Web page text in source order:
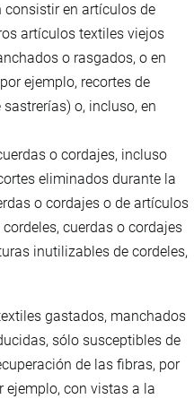
consistir en artículos de
artículos textiles viejos
o rasgados, o en
ejemplo, recortes de
o, incluso, en
o cordajes, incluso
eliminados durante la
o cordajes o de artículos
cuerdas o cordajes
inutilizables de cordeles,
gastados, manchados
sólo susceptibles de
de las fibras, por
con vistas a la